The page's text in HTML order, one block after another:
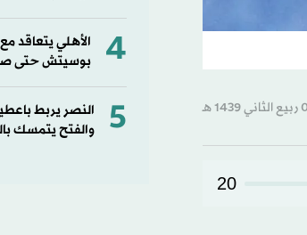
20
4
الأهلي يتعاقد
بوسيتش حتى صيف
5
النصر يربط
والفتح يتمسك